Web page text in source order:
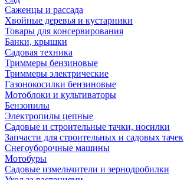
Саженцы и рассада
Хвойные деревья и кустарники
Товары для консервирования
Банки, крышки
Садовая техника
Триммеры бензиновые
Триммеры электрические
Газонокосилки бензиновые
Мотоблоки и культиваторы
Бензопилы
Электропилы цепные
Садовые и строительные тачки, носилки
Запчасти для строительных и садовых тачек
Снегоуборочные машины
Мотобуры
Садовые измельчители и зернодробилки